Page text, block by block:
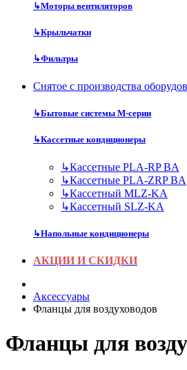
↳Моторы вентиляторов
↳Крыльчатки
↳Фильтры
Снятое с производства
↳Бытовые системы M-серии
↳Кассетные кондиционеры
↳Кассетные PLA-RP BA
↳Кассетные PLA-ZRP BA
↳Кассетный MLZ-KA
↳Кассетный SLZ-KA
↳Напольные кондиционеры
АКЦИИ И СКИДКИ
Аксесcуары
Фланцы для воздуховодов
Фланцы для